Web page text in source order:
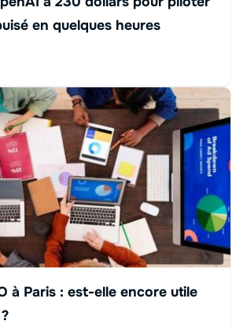
en quelques heures
à Paris : est-elle encore utile